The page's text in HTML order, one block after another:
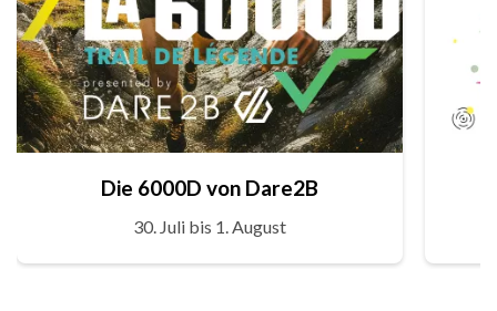
Die 6000D von Dare2B
30. Juli bis 1. August